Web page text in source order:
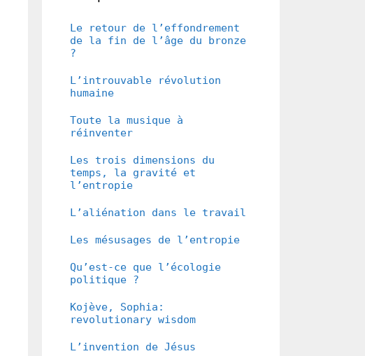
Le retour de l’effondrement
de la fin de l’âge du bronze
?
L’introuvable révolution
humaine
Toute la musique à
réinventer
Les trois dimensions du
temps, la gravité et
l’entropie
L’aliénation dans le travail
Les mésusages de l’entropie
Qu’est-ce que l’écologie
politique ?
Kojève, Sophia:
revolutionary wisdom
L’invention de Jésus